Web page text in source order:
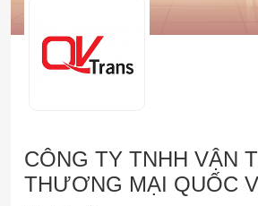
CÔNG TY TNHH VẬN
THƯƠNG MẠI QUỐC